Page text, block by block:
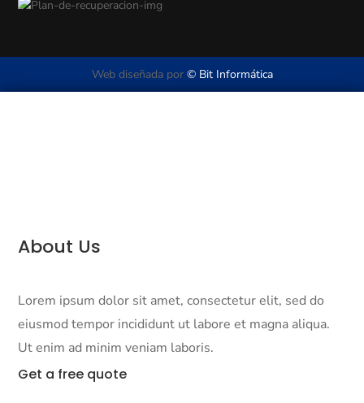
Web diseñada por © Bit Informática
About Us
Lorem ipsum dolor sit amet, consectetur elit, sed do
eiusmod tempor incididunt ut labore et magna aliqua.
Ut enim ad minim veniam laboris.
Get a free quote